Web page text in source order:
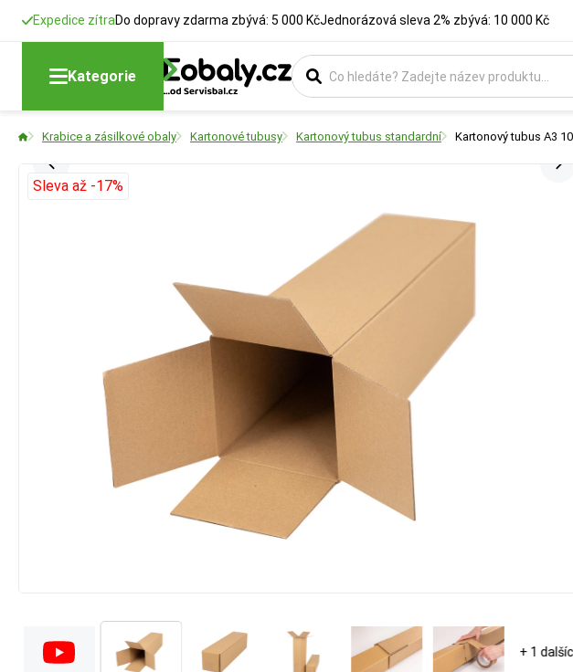
Expedice zítraDo dopravy zdarma zbývá: 5 000 KčJednorázová sleva 2% zbývá: 10 000 Kč
Kategorie
Krabice a zásilkové obaly Kartonové tubusy Kartonový tubus standardní Kartonový tubus A3
Sleva až -17%
+ 1